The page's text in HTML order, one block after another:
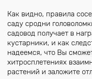
Как видно, правила
саду сродни
садовод получает в
кустарники, и как
надеемся, что Вы
хитросплетениях
растений и заложите